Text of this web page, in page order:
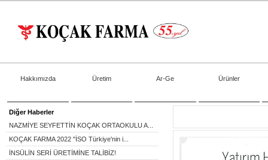
Hakkımızda Üretim Ar-Ge Ürünler
Diğer Haberler
NAZMİYE SEYFETTİN KOÇAK ORTAOKULU A...
KOÇAK FARMA 2022 "İSO Türkiye'nin i...
İNSÜLİN SERİ ÜRETİMİNE TALİBİZ!